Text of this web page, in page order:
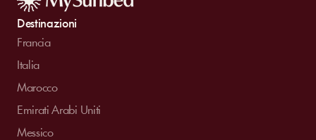
Destinazioni
Francia
Italia
Marocco
Emirati Arabi Uniti
Messico